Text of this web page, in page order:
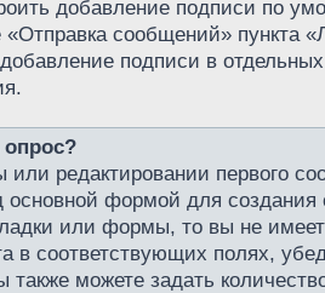
добавление подписи по
сообщений» пункта
подписи в
опрос?
или редактировании первого
основной формой для
или формы, то вы не
в соответствующих полях,
также можете задать